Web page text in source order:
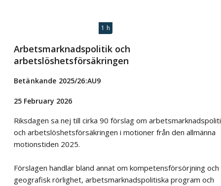
1 h
Arbetsmarknadspolitik och
arbetslöshetsförsäkringen
Betänkande 2025/26:AU9
25 February 2026
Riksdagen sa nej till cirka 90 förslag om
och arbetslöshetsförsäkringen i motioner från den allmänna
motionstiden 2025.
Förslagen handlar bland annat om kompetensförsörjning och
geografisk rörlighet, arbetsmarknadspolitiska program och